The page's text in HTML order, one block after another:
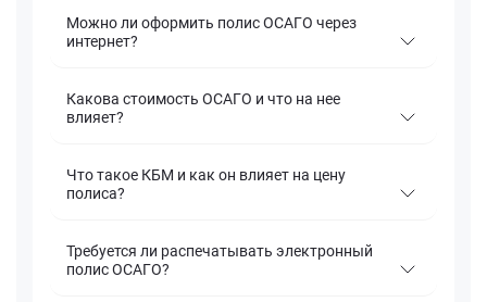
Можно ли оформить полис ОСАГО через
интернет?
Какова стоимость ОСАГО и что на нее
влияет?
Что такое КБМ и как он влияет на цену
полиса?
Требуется ли распечатывать электронный
полис ОСАГО?